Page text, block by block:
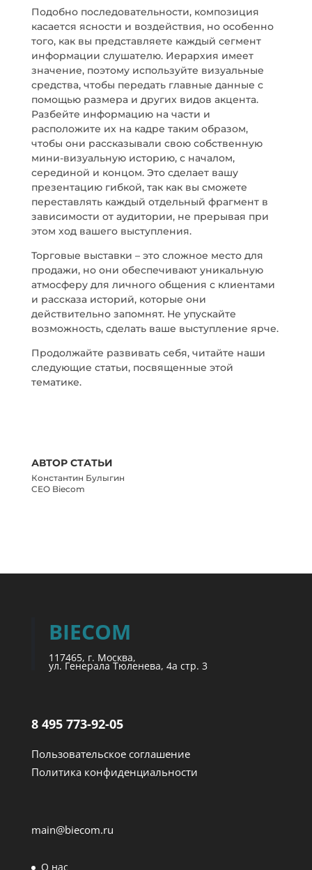
Подобно последовательности, композиция
касается ясности и воздействия, но особенно
того, как вы представляете каждый сегмент
информации слушателю. Иерархия имеет
значение, поэтому используйте визуальные
средства, чтобы передать главные данные с
помощью размера и других видов акцента.
Разбейте информацию на части и
расположите их на кадре таким образом,
чтобы они рассказывали свою собственную
мини-визуальную историю, с началом,
серединой и концом. Это сделает вашу
презентацию гибкой, так как вы сможете
переставлять каждый отдельный фрагмент в
зависимости от аудитории, не прерывая при
этом ход вашего выступления.
Торговые выставки – это сложное место для
продажи, но они обеспечивают уникальную
атмосферу для личного общения с клиентами
и рассказа историй, которые они
действительно запомнят. Не упускайте
возможность, сделать ваше выступление ярче.
Продолжайте развивать себя, читайте наши
следующие статьи, посвященные этой
тематике.
АВТОР СТАТЬИ
Константин Булыгин
CEO Biecom
BIECOM
117465, г. Москва,
ул. Генерала Тюленева, 4а стр. 3
8 495 773-92-05
Пользовательское соглашение
Политика конфиденциальности
main@biecom.ru
О нас